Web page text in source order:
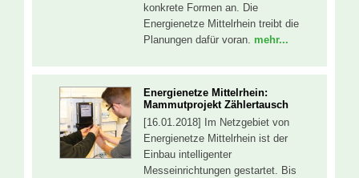
konkrete Formen an. Die
Energienetze Mittelrhein treibt die
Planungen dafür voran. mehr...
Energienetze Mittelrhein:
Mammutprojekt Zählertausch
[16.01.2018] Im Netzgebiet von
Energienetze Mittelrhein ist der
Einbau intelligenter
Messeinrichtungen gestartet. Bis